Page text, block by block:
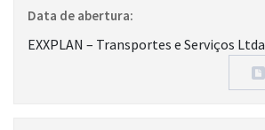
Data de abertura:
EXXPLAN – Transportes e Serviços Ltda